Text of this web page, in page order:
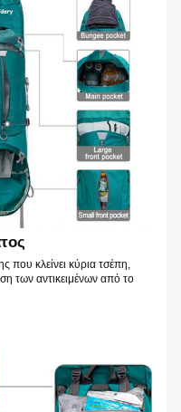
που κλείνει κύρια τσέπη,
των αντικειμένων από το